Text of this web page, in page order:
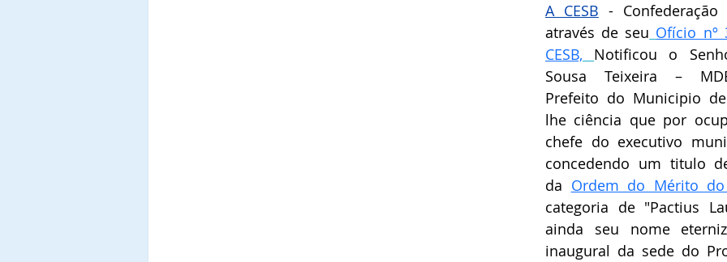
A CESB -
através de seu Ofício nº
CESB,
Notificou o
Sousa Teixeira –
Prefeito do Municipio
lhe ciência que por
chefe do executivo
concedendo um titulo
da Ordem do Mérito
categoria de "Pactius
ainda seu nome
inaugural da sede do